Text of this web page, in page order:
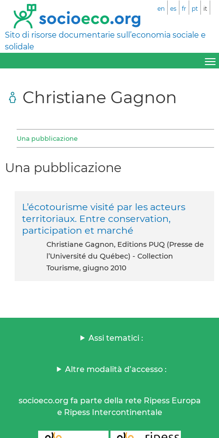
Sito di risorse documentarie sull’economia sociale e
solidale
en es fr pt it
Christiane Gagnon
Una pubblicazione
Una pubblicazione
L’écotourisme visité par les acteurs
territoriaux. Entre conservation,
participation et marché
Christiane Gagnon, Editions PUQ (Presse de
l’Université du Québec) - Collection
Tourisme, giugno 2010
Assi tematici :
Altre modalità d’accesso :
socioeco.org fa parte della rete Ripess Europa
e Ripess Intercontinentale